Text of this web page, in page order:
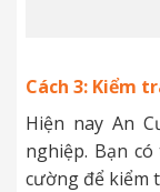
Cách 3: Kiểm
Hiện nay An
nghiệp. Bạn
cường để kiểm